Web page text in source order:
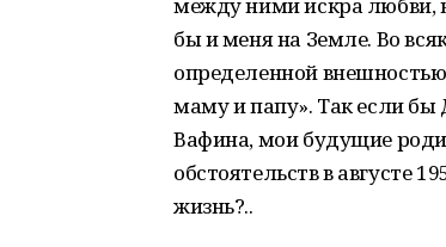
бы и меня на Земле. Во
определенной
маму и папу». Так если
Вафина, мои будущие
обстоятельств в августе
жизнь?..